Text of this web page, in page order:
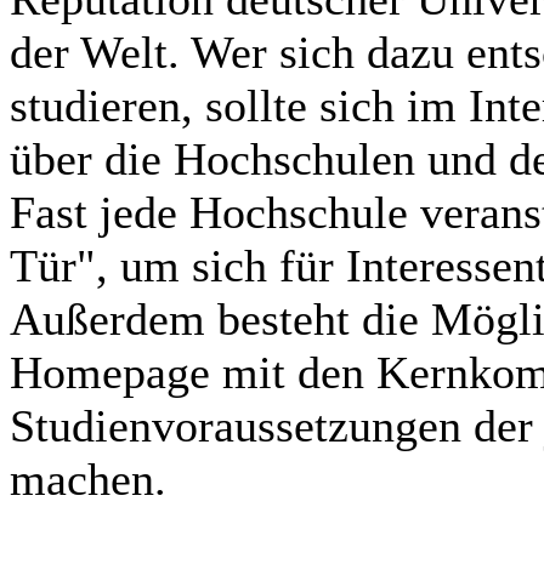
der Welt. Wer sich dazu
studieren, sollte sich im
über die Hochschulen und
Fast jede Hochschule
Tür", um sich für
Außerdem besteht die
Homepage mit den
Studienvoraussetzungen
machen.